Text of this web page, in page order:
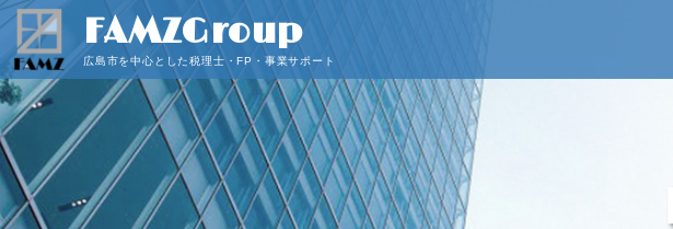
FAMZGroup
広島市を中心とした税理士・FP・事業サポート